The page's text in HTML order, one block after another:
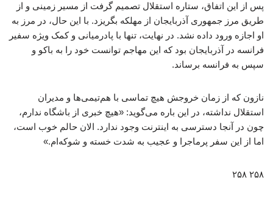
پس از این اتفاق، ستاره استقلال تصمیم گرفت از مسیر زمینی و از
طریق مرز جمهوری آذربایجان از مهلکه بگریزد. با این حال، در مرز به
او اجازه ورود داده نشد. در نهایت، تنها با پادرمیانی و کمک ویژه سفیر
فرانسه در آذربایجان بود که این مهاجم توانست خود را به باکو و
سپس به فرانسه برساند.
نازون که از زمان خروجش هیچ تماسی با هم‌تیمی‌ها و مدیران
استقلال نداشته، در این باره می‌گوید: «هیچ خبری از باشگاه ندارم،
چون در آنجا دسترسی به اینترنت وجود ندارد. الان حالم خوب است،
اما از این سفر پرماجرا و عجیب به شدت خسته و شوکه‌ام.»
۲۵۸ ۲۵۸